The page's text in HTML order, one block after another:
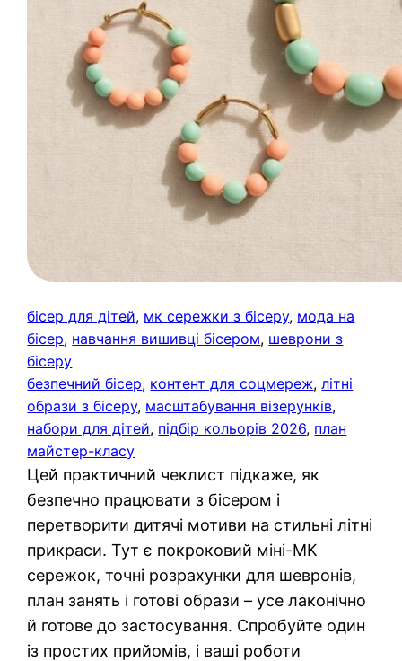
бісер для дітей, мк сережки з бісеру, мода на
бісер, навчання вишивці бісером, шеврони з
бісеру
безпечний бісер, контент для соцмереж, літні
образи з бісеру, масштабування візерунків
набори для дітей, підбір кольорів 2026, план
майстер-класу
Цей практичний чеклист підкаже, як
безпечно працювати з бісером і
перетворити дитячі мотиви на стильні літні
прикраси. Тут є покроковий міні-МК
сережок, точні розрахунки для шевронів,
план занять і готові образи – усе лаконічно
й готове до застосування. Спробуйте один
із простих прийомів, і ваші роботи